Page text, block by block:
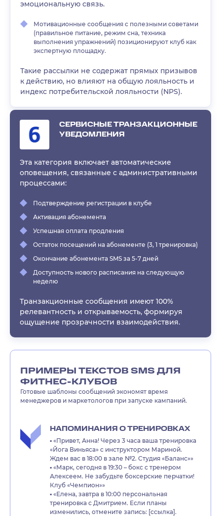
эмоциональную связь.
Мотивационные сообщения с полезными советами
(правильное питание, режим сна, техника
выполнения упражнений) позиционируют клуб как
экспертную площадку.
Такие рассылки не содержат прямых призывов
к действию, но влияют на общую лояльность и
индекс потребительской лояльности (NPS).
СЕРВИСНЫЕ ТРАНЗАКЦИОННЫЕ
УВЕДОМЛЕНИЯ
Эта категория включает автоматические
оповещения, связанные с административными
процессами:
Подтверждение регистрации в клубе
Активация абонемента
Успешная оплата продления
Остаток посещений на абонементе (3, 1 тренировка)
Окончание абонемента SMS за 5-7 дней
Доступность нового расписания на следующую
неделю
Транзакционные сообщения имеют 100%
релевантность и открываемость, формируя
ощущение прозрачности взаимодействия.
ПРИМЕРЫ ТЕКСТОВ SMS ДЛЯ
ФИТНЕС-КЛУБОВ
Готовые шаблоны сообщений экономят время
менеджеров и маркетологов при запуске кампаний.
НАПОМИНАНИЯ О ТРЕНИРОВКАХ
▪️ «Привет, Анна! Через 3 часа ваша тренировка
«Йога Виньяса» с инструктором Мариной.
Ждем вас в 18:00 в зале №2. Студия «Баланс»»
▪️ «Марк, сегодня в 19:30 – бокс с тренером
Алексеем. Не забудьте боксерские перчатки!
Клуб «Чемпион»»
▪️ «Елена, завтра в 10:00 персональная
тренировка с Дмитрием. Если планы
изменились, отмените запись: [ссылка].